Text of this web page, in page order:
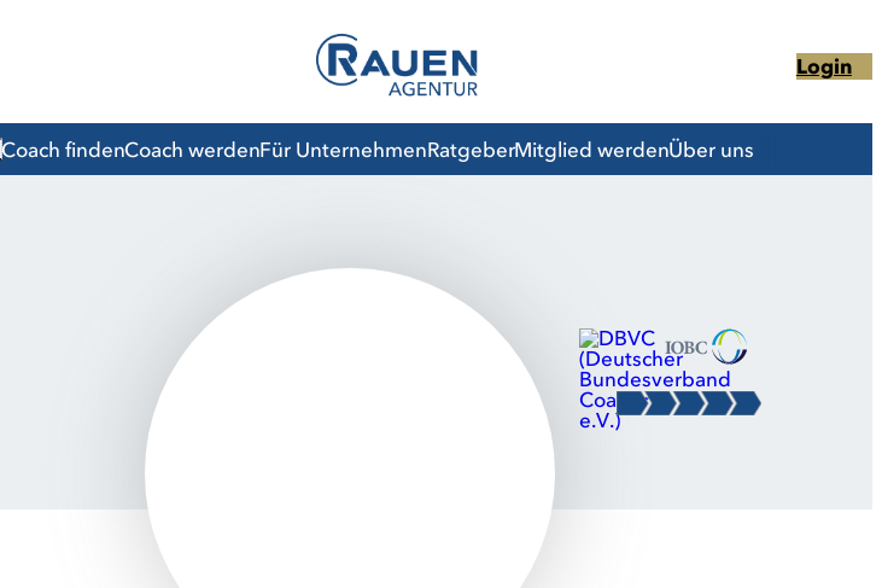
Login
Coach findenCoach werdenFür UnternehmenRatgeberMitglied werdenÜber uns